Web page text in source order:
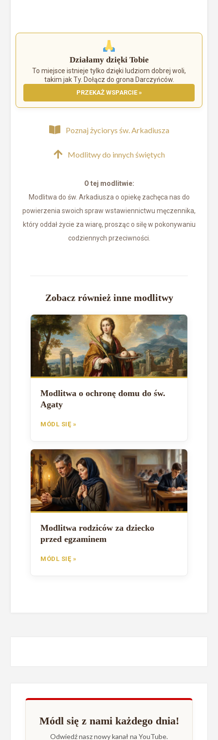
Działamy dzięki Tobie
To miejsce istnieje tylko dzięki ludziom dobrej woli,
takim jak Ty. Dołącz do grona Darczyńców.
PRZEKAŻ WSPARCIE »
Poznaj życiorys św. Arkadiusza
Modlitwy do innych świętych
O tej modlitwie:
Modlitwa do św. Arkadiusza o opiekę zachęca nas do
powierzenia swoich spraw wstawiennictwu męczennika,
który oddał życie za wiarę, prosząc o siłę w pokonywaniu
codziennych przeciwności.
Zobacz również inne modlitwy
Modlitwa o ochronę domu do św.
Agaty
MÓDL SIĘ »
Modlitwa rodziców za dziecko
przed egzaminem
MÓDL SIĘ »
Módl się z nami każdego dnia!
Odwiedź nasz nowy kanał na YouTube.